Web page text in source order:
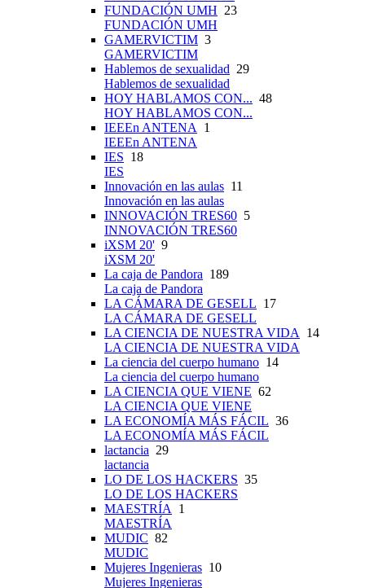
FUNDACIÓN UMH 23
FUNDACIÓN UMH
GAMERVICTIM 3
GAMERVICTIM
Hablemos de sexualidad 29
Hablemos de sexualidad
HOY HABLAMOS CON... 48
HOY HABLAMOS CON...
IEEEn ANTENA
1
IEEEn ANTENA
IES 18
IES
Innovación en las aulas 11
Innovación en las aulas
INNOVACIÓN TRES60 5
INNOVACIÓN TRES60
iXSM 20' 9
iXSM 20'
La caja de Pandora 189
La caja de Pandora
LA CÁMARA DE GESELL 17
LA CÁMARA DE GESELL
LA CIENCIA DE NUESTRA VIDA
14
LA CIENCIA DE NUESTRA VIDA
La ciencia del cuerpo humano 14
La ciencia del cuerpo humano
LA CIENCIA QUE VIENE 62
LA CIENCIA QUE VIENE
LA ECONOMÍA MÁS FÁCIL 36
LA ECONOMÍA MÁS FÁCIL
lactancia 29
lactancia
LO DE LOS HACKERS 35
LO DE LOS HACKERS
MAESTRÍA
1
MAESTRÍA
MUDIC 82
MUDIC
Mujeres Ingenieras 10
Mujeres Ingenieras